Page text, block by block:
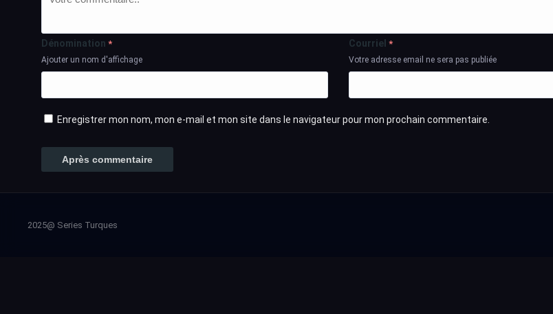
Dénomination *
Ajouter un nom d'affichage
Courriel *
Votre adresse email ne sera pas publiée
Enregistrer mon nom, mon e-mail et mon site dans le navigateur pour mon prochain commentaire.
2025@ Series Turques